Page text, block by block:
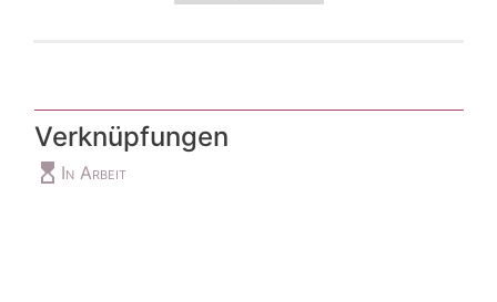
Verknüpfungen
hourglass_top In Arbeit